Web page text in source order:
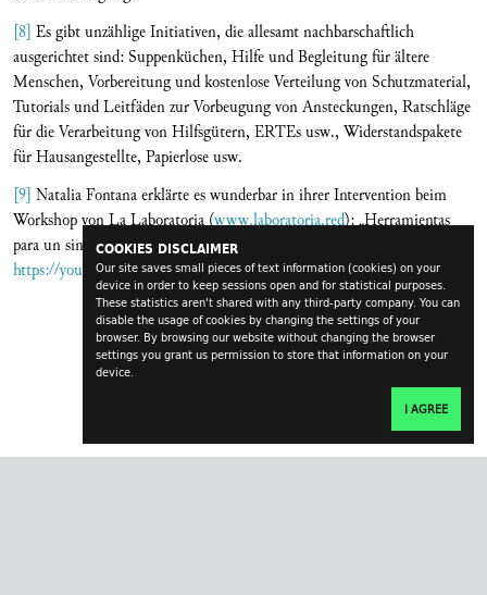
COOKIES DISCLAIMER
Our site saves small pieces of text information (cookies) on your
device in order to keep sessions open and for statistical purposes.
These statistics aren't shared with any third-party company. You can
disable the usage of cookies by changing the settings of your
browser. By browsing our website without changing the browser
settings you grant us permission to store that information on your
device.
I AGREE
[8] Es gibt unzählige Initiativen, die allesamt nachbarschaftlich
ausgerichtet sind: Suppenküchen, Hilfe und Begleitung für ältere
Menschen, Vorbereitung und kostenlose Verteilung von Schutzmaterial,
Tutorials und Leitfäden zur Vorbeugung von Ansteckungen, Ratschläge
für die Verarbeitung von Hilfsgütern, ERTEs usw., Widerstandspakete
für Hausangestellte, Papierlose usw.
[9] Natalia Fontana erklärte es wunderbar in ihrer Intervention beim
Workshop von La Laboratoria (www.laboratoria.red): „Herramientas
para un sindicalismo feminista. Trabajo y renta“:
https://youtu.be/g58rWGz3QQg.